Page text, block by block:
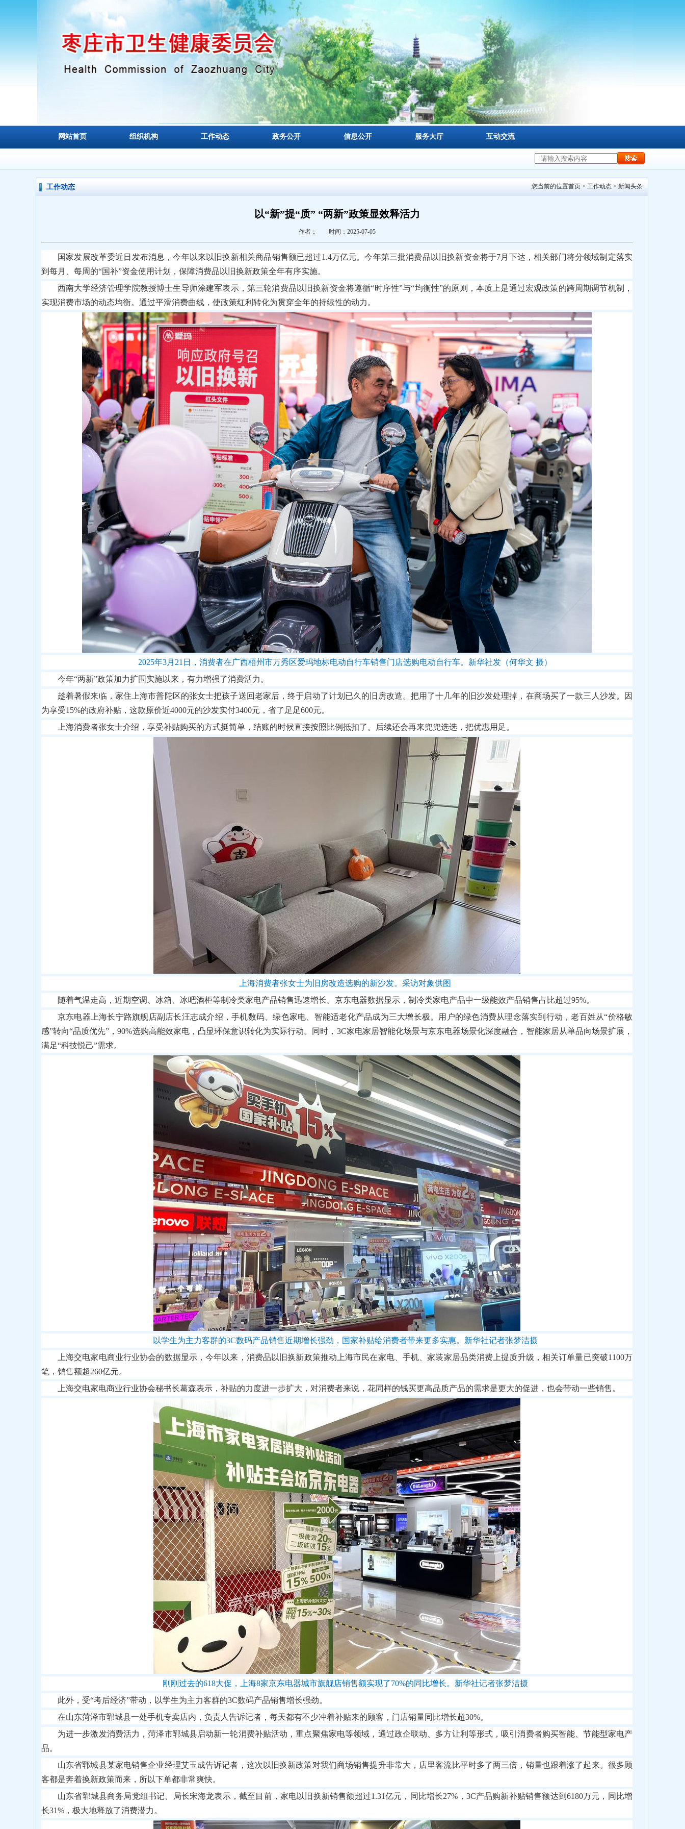
网站首页 组织机构 工作动态 政务公开 信息公开 服务大厅 互动交流
工作动态 您当前的位置首页 > 工作动态 > 新闻头条
以“新”提“质” “两新”政策显效释活力
作者： 时间：2025-07-05
国家发展改革委近日发布消息，今年以来以旧换新相关商品销售额已超过1.4万亿元。今年第三批消费品以旧换新资金将于7月下达，相关部门将分领域制定落实
到每月、每周的“国补”资金使用计划，保障消费品以旧换新政策全年有序实施。
西南大学经济管理学院教授博士生导师涂建军表示，第三轮消费品以旧换新资金将遵循“时序性”与“均衡性”的原则，本质上是通过宏观政策的跨周期调节机制，
实现消费市场的动态均衡。通过平滑消费曲线，使政策红利转化为贯穿全年的持续性的动力。
2025年3月21日，消费者在广西梧州市万秀区爱玛地标电动自行车销售门店选购电动自行车。新华社发（何华文 摄）
今年“两新”政策加力扩围实施以来，有力增强了消费活力。
趁着暑假来临，家住上海市普陀区的张女士把孩子送回老家后，终于启动了计划已久的旧房改造。把用了十几年的旧沙发处理掉，在商场买了一款三人沙发。因
为享受15%的政府补贴，这款原价近4000元的沙发实付3400元，省了足足600元。
上海消费者张女士介绍，享受补贴购买的方式挺简单，结账的时候直接按照比例抵扣了。后续还会再来兜兜选选，把优惠用足。
上海消费者张女士为旧房改造选购的新沙发。采访对象供图
随着气温走高，近期空调、冰箱、冰吧酒柜等制冷类家电产品销售迅速增长。京东电器数据显示，制冷类家电产品中一级能效产品销售占比超过95%。
京东电器上海长宁路旗舰店副店长汪志成介绍，手机数码、绿色家电、智能适老化产品成为三大增长极。用户的绿色消费从理念落实到行动，老百姓从“价格敏
感”转向“品质优先”，90%选购高能效家电，凸显环保意识转化为实际行动。同时，3C家电家居智能化场景与京东电器场景化深度融合，智能家居从单品向场景扩展，
满足“科技悦己”需求。
以学生为主力客群的3C数码产品销售近期增长强劲，国家补贴给消费者带来更多实惠。新华社记者张梦洁摄
上海交电家电商业行业协会的数据显示，今年以来，消费品以旧换新政策推动上海市民在家电、手机、家装家居品类消费上提质升级，相关订单量已突破1100万
笔，销售额超260亿元。
上海交电家电商业行业协会秘书长葛森表示，补贴的力度进一步扩大，对消费者来说，花同样的钱买更高品质产品的需求是更大的促进，也会带动一些销售。
刚刚过去的618大促，上海8家京东电器城市旗舰店销售额实现了70%的同比增长。新华社记者张梦洁摄
此外，受“考后经济”带动，以学生为主力客群的3C数码产品销售增长强劲。
在山东菏泽市郓城县一处手机专卖店内，负责人告诉记者，每天都有不少冲着补贴来的顾客，门店销量同比增长超30%。
为进一步激发消费活力，菏泽市郓城县启动新一轮消费补贴活动，重点聚焦家电等领域，通过政企联动、多方让利等形式，吸引消费者购买智能、节能型家电产
品。
山东省郓城县某家电销售企业经理艾玉成告诉记者，这次以旧换新政策对我们商场销售提升非常大，店里客流比平时多了两三倍，销量也跟着涨了起来。很多顾
客都是奔着换新政策而来，所以下单都非常爽快。
山东省郓城县商务局党组书记、局长宋海龙表示，截至目前，家电以旧换新销售额超过1.31亿元，同比增长27%，3C产品购新补贴销售额达到6180万元，同比增
长31%，极大地释放了消费潜力。